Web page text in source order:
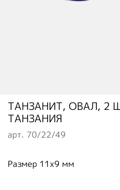
арт. 70/22/49
ТАНЗАНИТ, ОВАЛ, 2
ТАНЗАНИЯ
Размер 11х9 мм